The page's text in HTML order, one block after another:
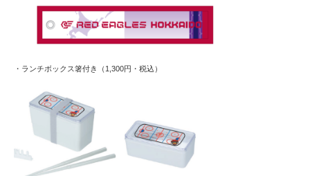
・ランチボックス箸付き（1,300円・税込）